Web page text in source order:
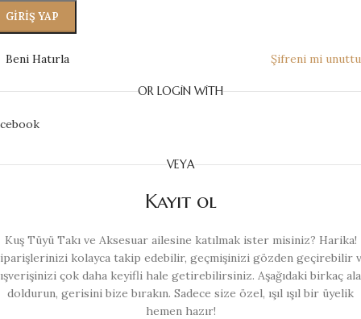
GIRIŞ YAP
Şifreni mi
Beni Hatırla
OR LOGIN WITH
VEYA
Kayıt ol
Kuş Tüyü Takı ve Aksesuar ailesine katılmak ister misiniz? Harika!
kolayca takip edebilir, geçmişinizi gözden geçirebilir
çok daha keyifli hale getirebilirsiniz. Aşağıdaki birkaç
doldurun, gerisini bize bırakın. Sadece size özel, ışıl ışıl bir üyelik
hemen hazır!